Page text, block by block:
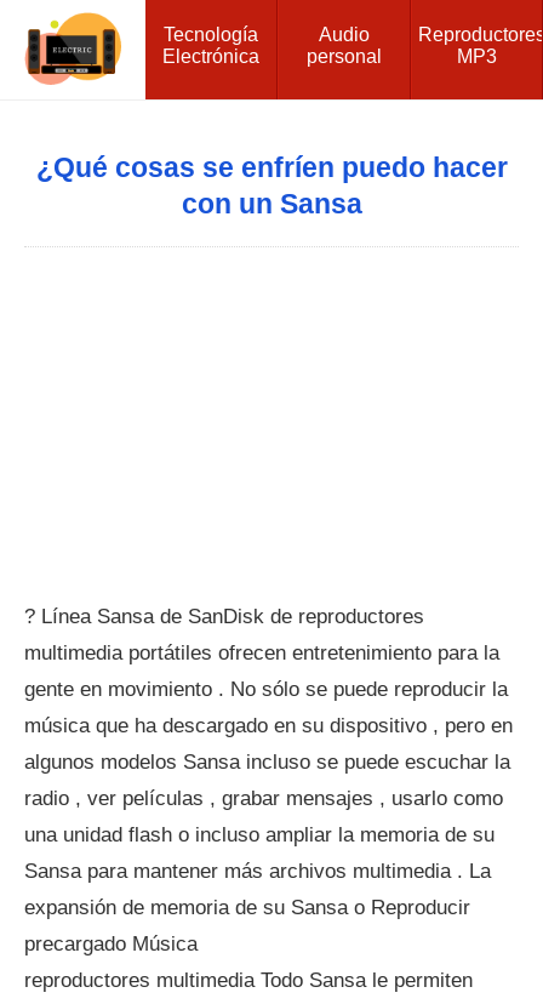
Tecnología
Electrónica
Audio
personal
MP3
¿Qué cosas se enfríen puedo hacer
con un Sansa
? Línea Sansa de SanDisk de reproductores
multimedia portátiles ofrecen entretenimiento para la
gente en movimiento . No sólo se puede reproducir la
música que ha descargado en su dispositivo , pero en
algunos modelos Sansa incluso se puede escuchar la
radio , ver películas , grabar mensajes , usarlo como
una unidad flash o incluso ampliar la memoria de su
Sansa para mantener más archivos multimedia . La
expansión de memoria de su Sansa o Reproducir
precargado Música
reproductores multimedia Todo Sansa le permiten